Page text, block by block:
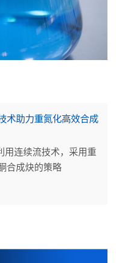
术助力重氮化高效合成
用连续流技术，采用重
合成炔的策略